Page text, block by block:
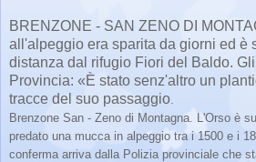
BRENZONE - SAN ZENO DI
all'alpeggio era sparita da giorni ed è
distanza dal rifugio Fiori del Baldo.
Provincia: «È stato senz'altro un
tracce del suo passaggio
Brenzone San - Zeno di Montagna. L'Orso è
predato una mucca in alpeggio tra i 1500 e i
conferma arriva dalla Polizia provinciale che